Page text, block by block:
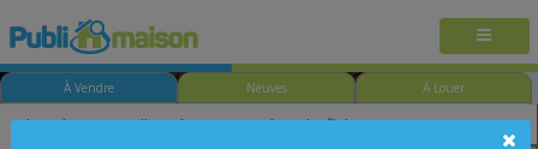
À Vendre Neuves À Louer